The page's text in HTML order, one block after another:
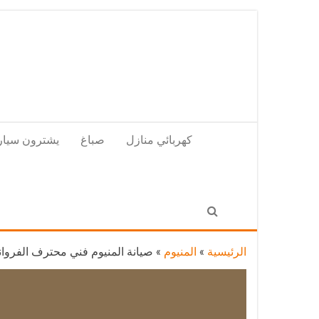
يشترون صباغ كهربائي منازل
الرئيسية » المنيوم » صيانة المنيوم فني محترف الفروانية / 65857744 / تركيب أبواب شبابيك